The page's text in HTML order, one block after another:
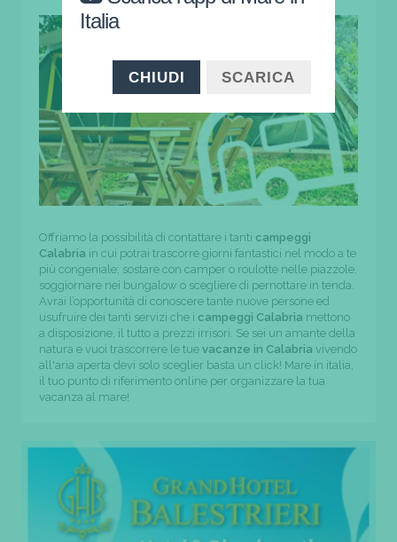
Offriamo la possibilità di contattare i tanti campeggi
Calabria in cui potrai trascorre giorni fantastici nel modo a te
più congeniale; sostare con camper o roulotte nelle piazzole,
soggiornare nei bungalow o scegliere di pernottare in tenda.
Avrai l’opportunità di conoscere tante nuove persone ed
usufruire dei tanti servizi che i campeggi Calabria mettono
a disposizione, il tutto a prezzi irrisori. Se sei un amante della
natura e vuoi trascorrere le tue vacanze in Calabria vivendo
all'aria aperta devi solo sceglier basta un click! Mare in italia,
il tuo punto di riferimento online per organizzare la tua
vacanza al mare!
Italia
CHIUDI SCARICA